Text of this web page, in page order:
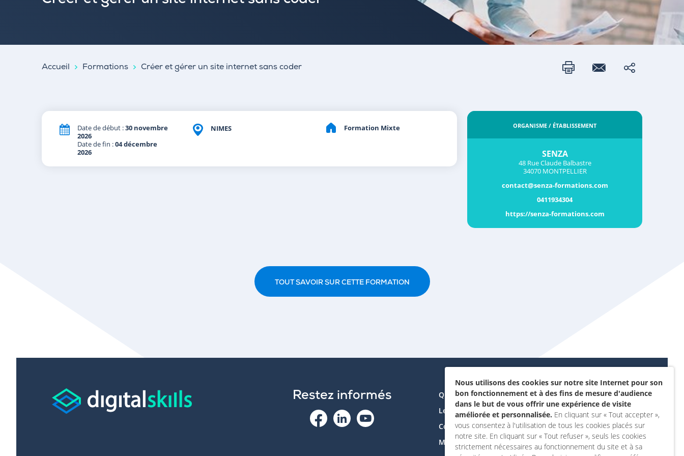
Accueil Formations Créer et gérer un site internet sans coder
Date de début :30 novembre
2026
Date de fin :04 décembre
2026
NIMES Formation Mixte ORGANISME / ÉTABLISSEMENT
SENZA
48 Rue Claude Balbastre
34070 MONTPELLIER
contact@senza-formations.com
0411934304
https://senza-formations.com
TOUT SAVOIR SUR CETTE FORMATION
Restez informés
Qui sommes-nous ?
Le projet
Contactez-nous
Mon compte
Données personnelles et
cookies
Accessibilité : non
conforme
Mentions légales
Nous utilisons des cookies sur notre site Internet pour son
bon fonctionnement et à des fins de mesure d'audience
dans le but de vous offrir une expérience de visite
améliorée et personnalisée. En cliquant sur « Tout accepter »,
vous consentez à l'utilisation de tous les cookies placés sur
notre site. En cliquant sur « Tout refuser », seuls les cookies
strictement nécessaires au fonctionnement du site et à sa